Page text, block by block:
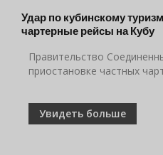
Удар по кубинскому
чартерные рейсы на Кубу
Правительство
приостановке частных
Увидеть больше